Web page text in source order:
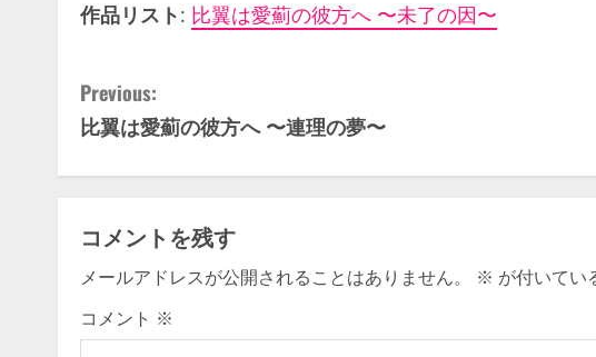
作品リスト: 比翼は愛薊の彼方へ 〜未了の因〜
C
o
n
t
i
n
Previous:
比翼は愛薊の彼方へ 〜連理の夢〜
コメントを残す
メールアドレスが公開されることはありません。 ※ が付いてい
コメント ※